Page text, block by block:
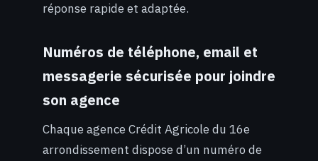
réponse rapide et adaptée.
Numéros de téléphone, email et
messagerie sécurisée pour joindre
son agence
Chaque agence Crédit Agricole du 16e
arrondissement dispose d’un numéro de